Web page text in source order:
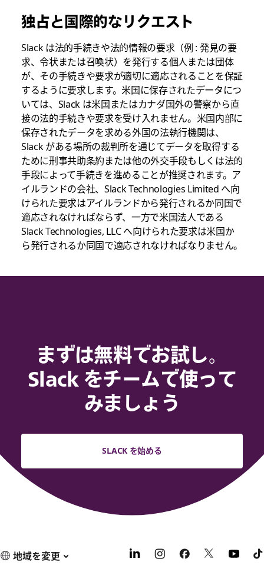
独占と国際的なリクエスト
Slack は法的手続きや法的情報の要求（例 : 発見の要
求、令状または召喚状）を発行する個人または団体
が、その手続きや要求が適切に適応されることを保証
するように要求します。米国に保存されたデータにつ
いては、Slack は米国またはカナダ国外の警察から直
接の法的手続きや要求を受け入れません。米国内部に
保存されたデータを求める外国の法執行機関は、
Slack がある場所の裁判所を通じてデータを取得する
ために刑事共助条約または他の外交手段もしくは法的
手段によって手続きを進めることが推奨されます。ア
イルランドの会社、Slack Technologies Limited へ向
けられた要求はアイルランドから発行されるか同国で
適応されなければならず、一方で米国法人である
Slack Technologies, LLC へ向けられた要求は米国か
ら発行されるか同国で適応されなければなりません。
まずは無料でお試し。
Slack をチームで使って
みましょう
SLACK を始める
地域を変更